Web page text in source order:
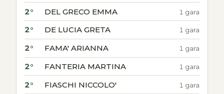
2° DEL GRECO EMMA 1 gara
2° DE LUCIA GRETA 1 gara
2° FAMA' ARIANNA 1 gara
2° FANTERIA MARTINA 1 gara
2° FIASCHI NICCOLO' 1 gara